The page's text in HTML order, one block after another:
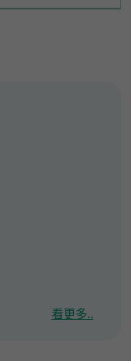
看更多..